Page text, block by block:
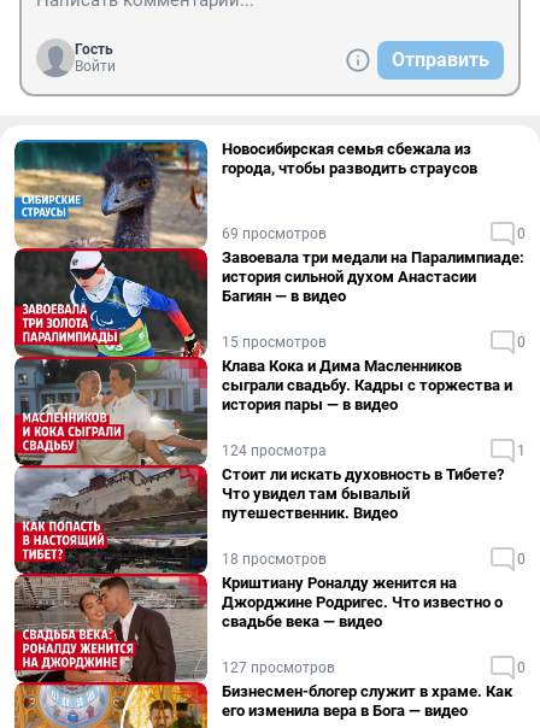
Гость
Войти
Отправить
Новосибирская семья сбежала из
города, чтобы разводить страусов
69 просмотров 0
Завоевала три медали на Паралимпиаде:
история сильной духом Анастасии
Багиян — в видео
15 просмотров 0
Клава Кока и Дима Масленников
сыграли свадьбу. Кадры с торжества и
история пары — в видео
124 просмотра 1
Стоит ли искать духовность в Тибете?
Что увидел там бывалый
путешественник. Видео
18 просмотров 0
Криштиану Роналду женится на
Джорджине Родригес. Что известно о
свадьбе века — видео
127 просмотров 0
Бизнесмен-блогер служит в храме. Как
его изменила вера в Бога — видео